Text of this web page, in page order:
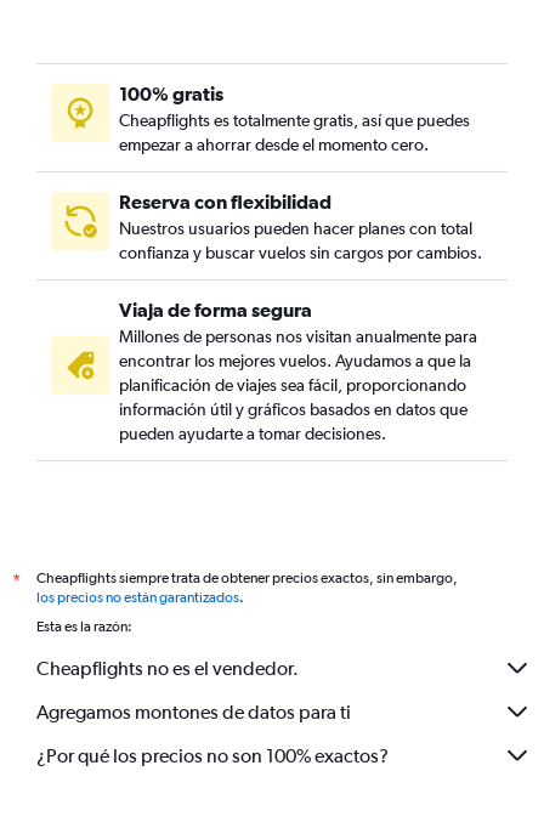
100% gratis
Cheapflights es totalmente gratis, así que puedes
empezar a ahorrar desde el momento cero.
Reserva con flexibilidad
Nuestros usuarios pueden hacer planes con total
confianza y buscar vuelos sin cargos por cambios.
Viaja de forma segura
Millones de personas nos visitan anualmente para
encontrar los mejores vuelos. Ayudamos a que la
planificación de viajes sea fácil, proporcionando
información útil y gráficos basados en datos que
pueden ayudarte a tomar decisiones.
*
Cheapflights siempre trata de obtener precios exactos, sin embargo,
los precios no están garantizados.
Esta es la razón:
Cheapflights no es el vendedor.
Agregamos montones de datos para ti
¿Por qué los precios no son 100% exactos?